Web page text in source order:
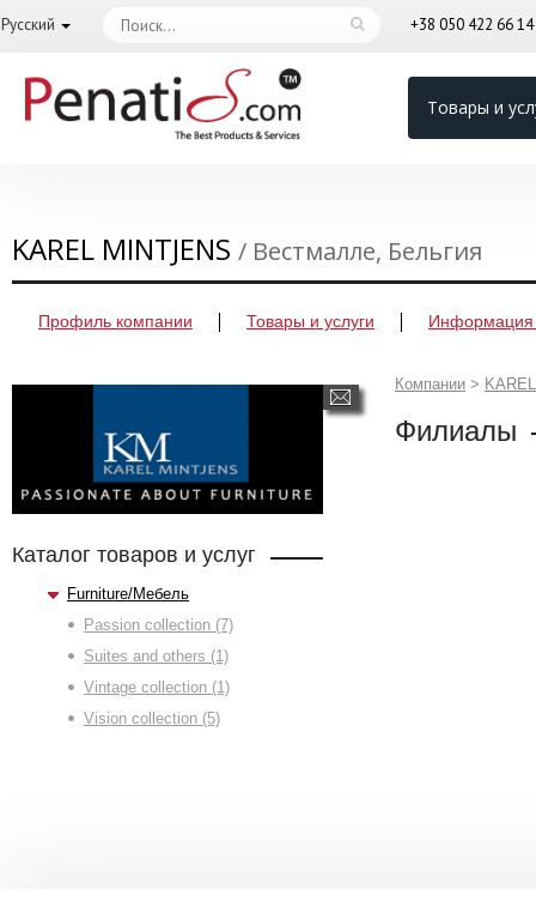
Русский +38 050 422 66 14
Товары и
KAREL MINTJENS / Вестмалле, Бельгия
Профиль компании Товары и услуги Информация
Каталог товаров и услуг
Furniture/Мебель
Passion collection (7)
Suites and others (1)
Vintage collection (1)
Vision collection (5)
Компании >
Филиалы